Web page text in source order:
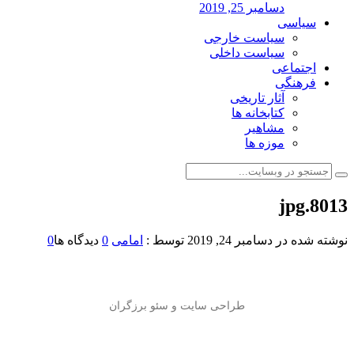
دسامبر 25, 2019
سیاسی
سیاست خارجی
سیاست داخلی
اجتماعی
فرهنگی
آثار تاریخی
کتابخانه ها
مشاهیر
موزه ها
8013.jpg
نوشته شده در دسامبر 24, 2019 توسط : امامی 0 دیدگاه ها0